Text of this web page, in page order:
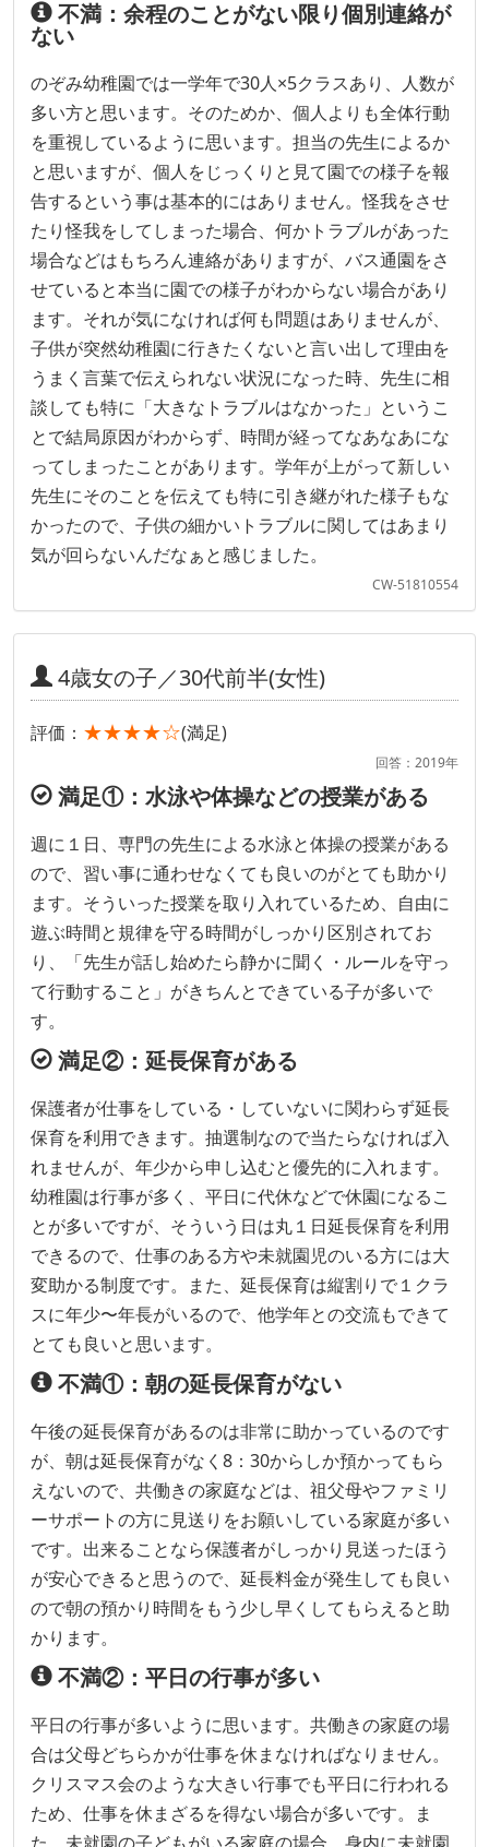
不満：余程のことがない限り個別連絡が
ない
のぞみ幼稚園では一学年で30人×5クラスあり、人数が
多い方と思います。そのためか、個人よりも全体行動
を重視しているように思います。担当の先生によるか
と思いますが、個人をじっくりと見て園での様子を報
告するという事は基本的にはありません。怪我をさせ
たり怪我をしてしまった場合、何かトラブルがあった
場合などはもちろん連絡がありますが、バス通園をさ
せていると本当に園での様子がわからない場合があり
ます。それが気になければ何も問題はありませんが、
子供が突然幼稚園に行きたくないと言い出して理由を
うまく言葉で伝えられない状況になった時、先生に相
談しても特に「大きなトラブルはなかった」というこ
とで結局原因がわからず、時間が経ってなあなあにな
ってしまったことがあります。学年が上がって新しい
先生にそのことを伝えても特に引き継がれた様子もな
かったので、子供の細かいトラブルに関してはあまり
気が回らないんだなぁと感じました。
CW-51810554
4歳女の子／30代前半(女性)
評価： ★★★★☆(満足)
回答：2019年
満足①：水泳や体操などの授業がある
週に１日、専門の先生による水泳と体操の授業がある
ので、習い事に通わせなくても良いのがとても助かり
ます。そういった授業を取り入れているため、自由に
遊ぶ時間と規律を守る時間がしっかり区別されてお
り、「先生が話し始めたら静かに聞く・ルールを守っ
て行動すること」がきちんとできている子が多いで
す。
満足②：延長保育がある
保護者が仕事をしている・していないに関わらず延長
保育を利用できます。抽選制なので当たらなければ入
れませんが、年少から申し込むと優先的に入れます。
幼稚園は行事が多く、平日に代休などで休園になるこ
とが多いですが、そういう日は丸１日延長保育を利用
できるので、仕事のある方や未就園児のいる方には大
変助かる制度です。また、延長保育は縦割りで１クラ
スに年少〜年長がいるので、他学年との交流もできて
とても良いと思います。
不満①：朝の延長保育がない
午後の延長保育があるのは非常に助かっているのです
が、朝は延長保育がなく8：30からしか預かってもら
えないので、共働きの家庭などは、祖父母やファミリ
ーサポートの方に見送りをお願いしている家庭が多い
です。出来ることなら保護者がしっかり見送ったほう
が安心できると思うので、延長料金が発生しても良い
ので朝の預かり時間をもう少し早くしてもらえると助
かります。
不満②：平日の行事が多い
平日の行事が多いように思います。共働きの家庭の場
合は父母どちらかが仕事を休まなければなりません。
クリスマス会のような大きい行事でも平日に行われる
ため、仕事を休まざるを得ない場合が多いです。ま